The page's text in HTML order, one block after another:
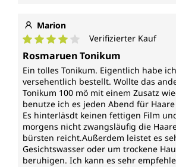
Marion
Durchschnittliche Bewertung von
Verifizierter Kauf
Rosmaruen Tonikum
Ein tolles Tonikum. Eigentlich habe
versehentlich bestellt. Wollte das
Tonikum 100 mö mit einem Zusatz
benutze ich es jeden Abend für
Es hinterläsdt keinen fettigen Film
morgens nicht zwangsläufig die
bürsten reicht.Außerdem leistet es
Gesichtswasser oder um trockene
beruhigen. Ich kann es sehr